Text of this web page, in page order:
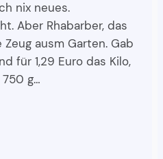
nix neues.
Aber Rhabarber, das
ausm Garten. Gab
für 1,29 Euro das Kilo,
g…